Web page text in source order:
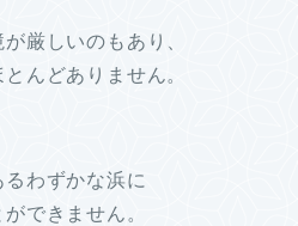
厳しいのもあり、
んどありません。
わずかな浜に
できません。